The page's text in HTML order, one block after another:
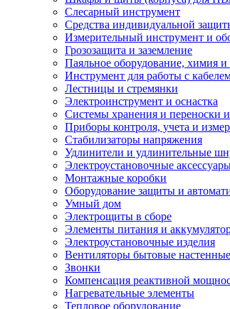
Слесарный инструмент
Средства индивидуальной
Измерительный инструмент и
Грозозащита и заземление
Паяльное оборудование, химия и
Инструмент для работы с
Лестницы и стремянки
Электроинструмент и оснастка
Системы хранения и переноски
Приборы контроля, учета и
Стабилизаторы напряжения
Удлинители и удлинительные
Электроустановочные
Монтажные коробки
Оборудование защиты и
Умный дом
Электрощиты в сборе
Элементы питания и
Электроустановочные изделия
Вентиляторы бытовые
Звонки
Компенсация реактивной
Нагревательные элементы
Тепловое оборудование